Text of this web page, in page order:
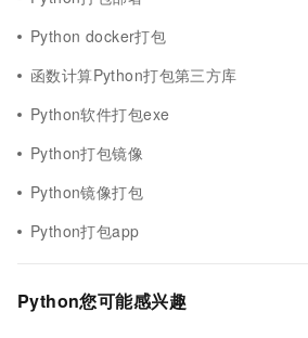
Python docker打包
函数计算Python打包第三方库
Python软件打包exe
Python打包镜像
Python镜像打包
Python打包app
Python您可能感兴趣